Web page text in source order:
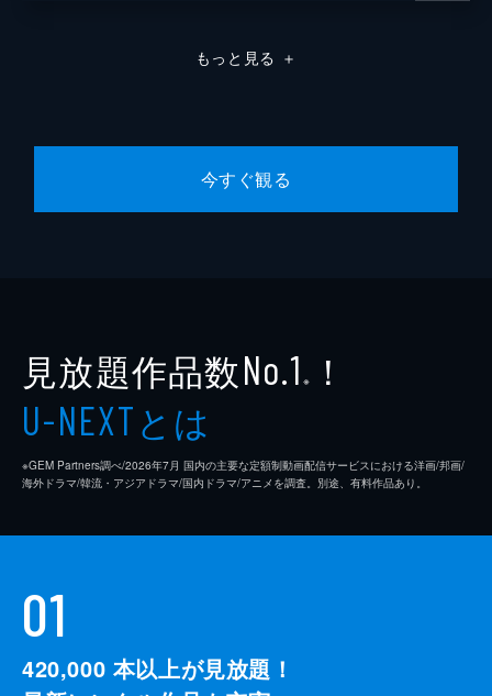
もっと見る ＋
今すぐ観る
見放題作品数No.1 ※ ！
U-NEXTとは
※GEM Partners調べ/2026年7⽉ 国内の主要な定額制動画配信サービスにおける洋画/邦画/
海外ドラマ/韓流・アジアドラマ/国内ドラマ/アニメを調査。別途、有料作品あり。
01
420,000 本以上が見放題！